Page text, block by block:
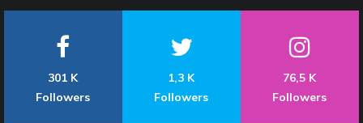
301 K
Followers
1,3 K
Followers
76,5 K
Followers